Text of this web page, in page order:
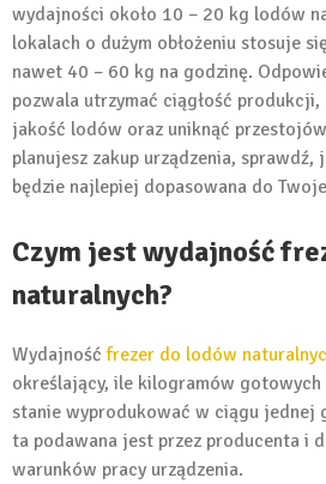
wydajności około 10 – 20 kg lodów
lokalach o dużym obłożeniu stosuje
nawet 40 – 60 kg na godzinę.
pozwala utrzymać ciągłość
jakość lodów oraz uniknąć
planujesz zakup urządzenia,
będzie najlepiej dopasowana do
Czym jest wydajność
naturalnych?
Wydajnośćfrezer do lodów
określający, ile kilogramów
stanie wyprodukować w ciągu jednej
ta podawana jest przez producenta i
warunków pracy urządzenia.